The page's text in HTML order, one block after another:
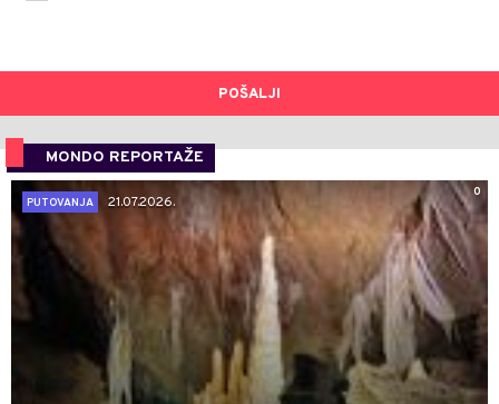
POŠALJI
MONDO REPORTAŽE
0
PUTOVANJA
21.07.2026.